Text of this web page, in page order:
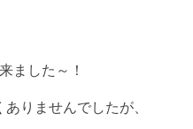
ました～！
りませんでしたが、